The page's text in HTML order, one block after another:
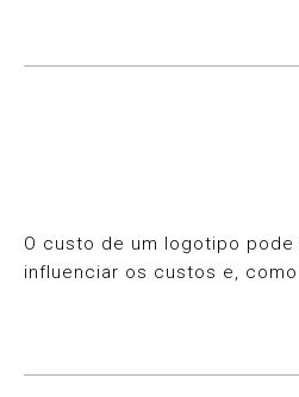
O custo de um logotipo
influenciar os custos e,